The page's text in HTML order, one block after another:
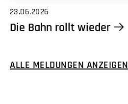
23.06.2026
Die Bahn rollt wieder
ALLE MELDUNGEN ANZEIGEN